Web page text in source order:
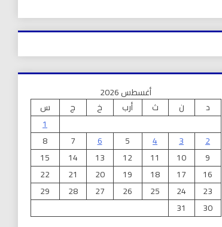
أغسطس 2026
د
ن ث أرب خ ج
س
1
2
3
4
5
6
7
8
9
10
11
12
13
14
15
16
17
18
19
20
21
22
23
24
25
26
27
28
29
30
31